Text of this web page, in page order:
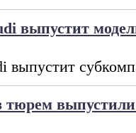
выпустит
выпустит
выпустили